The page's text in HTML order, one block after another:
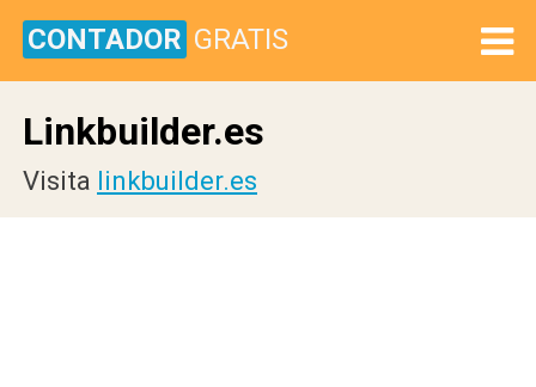
CONTADOR GRATIS
Linkbuilder.es
Visita linkbuilder.es